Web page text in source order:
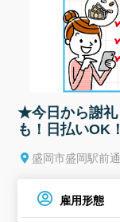
★今日から謝
も！日払いOK
盛岡市盛岡駅前通
雇用形態